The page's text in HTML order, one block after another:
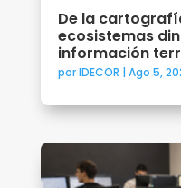
De la
ecosistemas
información
porIDECOR | Ago 5,